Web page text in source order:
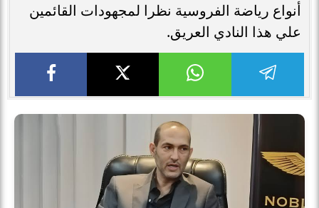
أنواع رياضة الفروسية نظرا لمجهودات القائمين
علي هذا النادي العريق.